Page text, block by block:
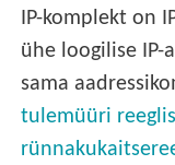
IP-komplekt on
ühe loogilise IP-
sama
tulemüüri reeglis